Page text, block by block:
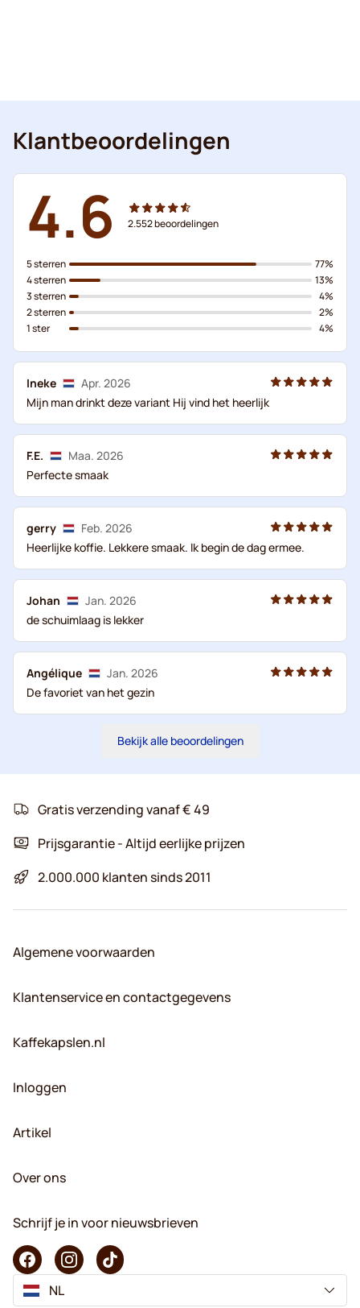
Klantbeoordelingen
4.6 2.552beoordelingen
5 sterren
4 sterren
3 sterren
2 sterren
1 ster
77%
13%
4%
2%
4%
Ineke
Apr. 2026
Mijn man drinkt deze variant Hij vind het heerlijk
F.E.
Maa. 2026
Perfecte smaak
gerry
Feb. 2026
Heerlijke koffie. Lekkere smaak. Ik begin de dag ermee.
Johan
Jan. 2026
de schuimlaag is lekker
Angélique
Jan. 2026
De favoriet van het gezin
Bekijk alle beoordelingen
Gratis verzending vanaf € 49
Prijsgarantie - Altijd eerlijke prijzen
2.000.000 klanten sinds 2011
Algemene voorwaarden
Klantenservice en contactgegevens
Kaffekapslen.nl
Inloggen
Artikel
Over ons
Schrijf je in voor nieuwsbrieven
NL